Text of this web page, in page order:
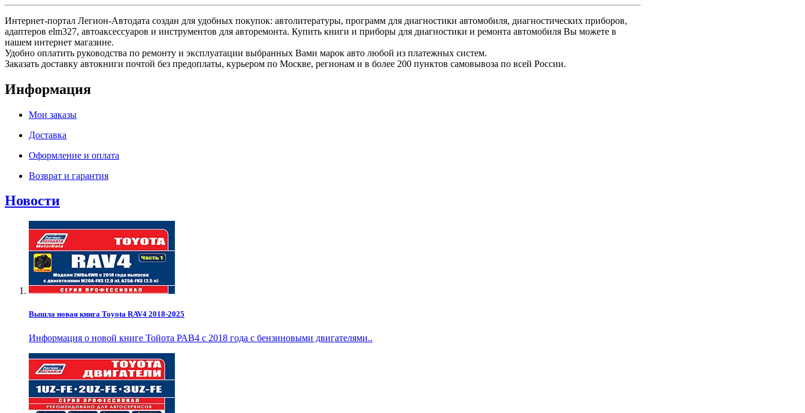
Интернет-портал Легион-Автодата создан для удобных покупок: автолитературы, программ для диагностики автомобиля, диагностических приборов,
адаптеров elm327, автоаксессуаров и инструментов для авторемонта. Купить книги и приборы для диагностики и ремонта автомобиля Вы можете в
нашем интернет магазине.
Удобно оплатить руководства по ремонту и эксплуатации выбранных Вами марок авто любой из платежных систем.
Заказать доставку автокниги почтой без предоплаты, курьером по Москве, регионам и в более 200 пунктов самовывоза по всей России.
Информация
Мои заказы
Доставка
Оформление и оплата
Возврат и гарантия
Новости
Вышла новая книга Toyota RAV4 2018-2025
Информация о новой книге Тойота РАВ4 с 2018 года с бензиновыми двигателями..